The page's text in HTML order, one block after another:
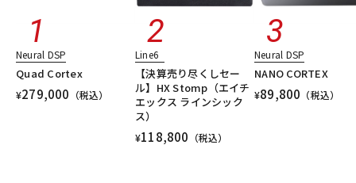
Neural DSP
Quad Cortex
¥279,000 （税込）
Line6
【決算売り尽くしセー
ル】HX Stomp（エイチ
エックス ラインシック
ス）
¥118,800 （税込）
Neural DSP
NANO CORTEX
¥89,800 （税込）